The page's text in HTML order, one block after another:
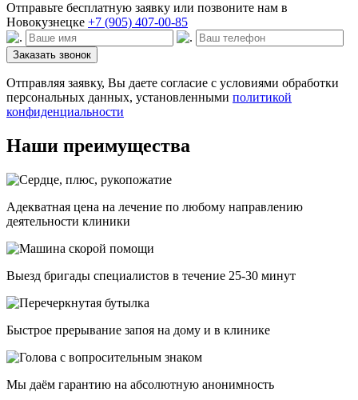
Отправьте бесплатную заявку или позвоните нам в
Новокузнецке +7 (905) 407-00-85
Заказать звонок
Отправляя заявку, Вы даете согласие с условиями обработки
персональных данных, установленными политикой
конфиденциальности
Наши преимущества
Адекватная цена на лечение по любому направлению
деятельности клиники
Выезд бригады специалистов в течение 25-30 минут
Быстрое прерывание запоя на дому и в клинике
Мы даём гарантию на абсолютную анонимность